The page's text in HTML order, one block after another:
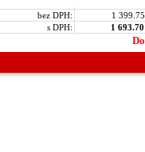
bez DPH:
1
s DPH:
1